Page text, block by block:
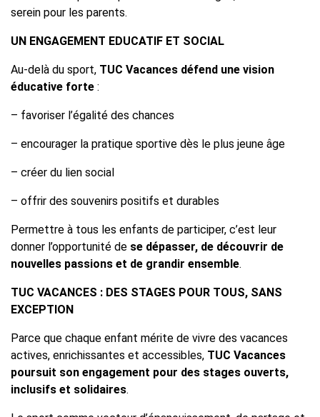
serein pour les parents.
UN ENGAGEMENT EDUCATIF ET SOCIAL
Au-delà du sport, TUC Vacances défend une vision
éducative forte :
– favoriser l’égalité des chances
– encourager la pratique sportive dès le plus jeune âge
– créer du lien social
– offrir des souvenirs positifs et durables
Permettre à tous les enfants de participer, c’est leur
donner l’opportunité de se dépasser, de découvrir de
nouvelles passions et de grandir ensemble.
TUC VACANCES : DES STAGES POUR TOUS, SANS
EXCEPTION
Parce que chaque enfant mérite de vivre des vacances
actives, enrichissantes et accessibles, TUC Vacances
poursuit son engagement pour des stages ouverts,
inclusifs et solidaires.